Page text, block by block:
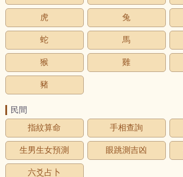
虎 兔
蛇 馬
猴 雞
豬
民間
指紋算命
手相查詢
生男生女預測 眼跳測吉凶
六爻占卜